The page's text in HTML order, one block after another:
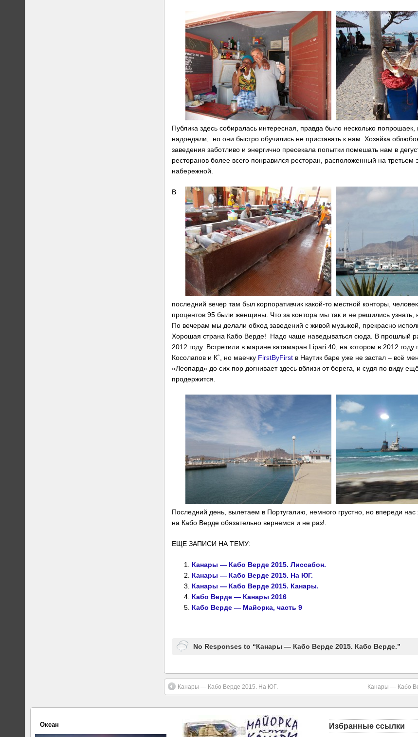
Публика здесь собиралась интересная, правда было несколько попрошаек,
надоедали, но они быстро обучились не приставать к нам. Хозяйка
заведения заботливо и энергично пресекала попытки помешать нам в
ресторанов более всего понравился ресторан, расположенный на третьем
набережной.
В
последний вечер там был корпоративчик какой-то местной конторы,
процентов 95 были женщины. Что за контора мы так и не решились узнать,
По вечерам мы делали обход заведений с живой музыкой, прекрасно
Хорошая страна Кабо Верде! Надо чаще наведываться сюда. В прошлый
2012 году. Встретили в марине катамаран Lipari 40, на котором в 2012
Косолапов и К˚, но маечку FirstByFirst в Наутик баре уже не застал – всё
«Леопард» до сих пор догнивает здесь вблизи от берега, и судя по виду
продержится.
Последний день, вылетаем в Португалию, немного грустно, но впереди
на Кабо Верде обязательно вернемся и не раз!.
ЕЩЕ ЗАПИСИ НА ТЕМУ:
Канары — Кабо Верде 2015. Лиссабон.
Канары — Кабо Верде 2015. На ЮГ.
Канары — Кабо Верде 2015. Канары.
Кабо Верде — Канары 2016
Кабо Верде — Майорка, часть 9
No Responses to “Канары — Кабо Верде 2015. Кабо Верде.”
Канары — Кабо Верде 2015. На ЮГ. Канары — Кабо
Океан Избранные ссылки